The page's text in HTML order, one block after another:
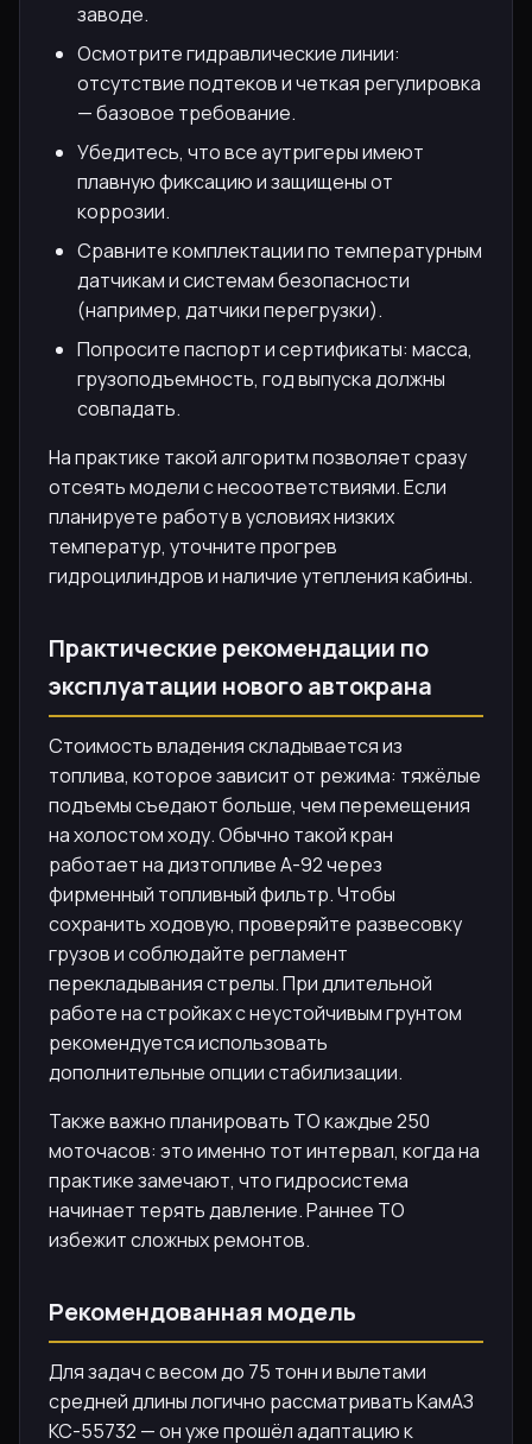
заводе.
Осмотрите гидравлические линии:
отсутствие подтеков и четкая регулировка
— базовое требование.
Убедитесь, что все аутригеры имеют
плавную фиксацию и защищены от
коррозии.
Сравните комплектации по температурным
датчикам и системам безопасности
(например, датчики перегрузки).
Попросите паспорт и сертификаты: масса,
грузоподъемность, год выпуска должны
совпадать.
На практике такой алгоритм позволяет сразу
отсеять модели с несоответствиями. Если
планируете работу в условиях низких
температур, уточните прогрев
гидроцилиндров и наличие утепления кабины.
Практические рекомендации по
эксплуатации нового автокрана
Стоимость владения складывается из
топлива, которое зависит от режима: тяжёлые
подъемы съедают больше, чем перемещения
на холостом ходу. Обычно такой кран
работает на дизтопливе А-92 через
фирменный топливный фильтр. Чтобы
сохранить ходовую, проверяйте развесовку
грузов и соблюдайте регламент
перекладывания стрелы. При длительной
работе на стройках с неустойчивым грунтом
рекомендуется использовать
дополнительные опции стабилизации.
Также важно планировать ТО каждые 250
моточасов: это именно тот интервал, когда на
практике замечают, что гидросистема
начинает терять давление. Раннее ТО
избежит сложных ремонтов.
Рекомендованная модель
Для задач с весом до 75 тонн и вылетами
средней длины логично рассматривать КамАЗ
КС-55732 — он уже прошёл адаптацию к